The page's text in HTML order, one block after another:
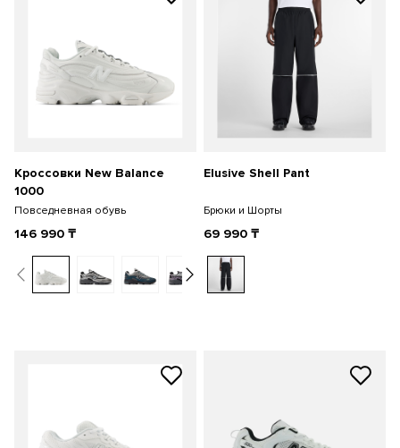
Кроссовки New Balance
1000
Повседневная обувь
146 990 ₸
Elusive Shell Pant
Брюки и Шорты
69 990 ₸